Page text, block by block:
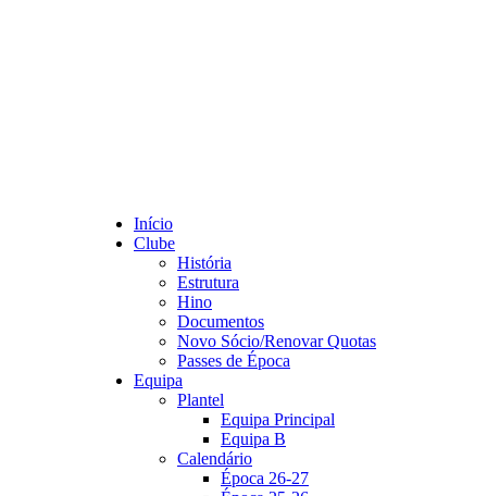
Início
Clube
História
Estrutura
Hino
Documentos
Novo Sócio/Renovar Quotas
Passes de Época
Equipa
Plantel
Equipa Principal
Equipa B
Calendário
Época 26-27